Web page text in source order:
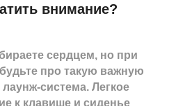
внимание?
сердцем, но при
про такую важную
система. Легкое
к клавише и сиденье